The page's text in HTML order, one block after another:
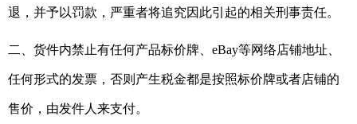
退，并予以罚款，严重者将追究因此引起的相关刑事责任。
二、货件内禁止有任何产品标价牌、eBay等网络店铺地址、
任何形式的发票，否则产生税金都是按照标价牌或者店铺的
售价，由发件人来支付。